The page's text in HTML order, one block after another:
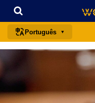
Português
português (BR)
français